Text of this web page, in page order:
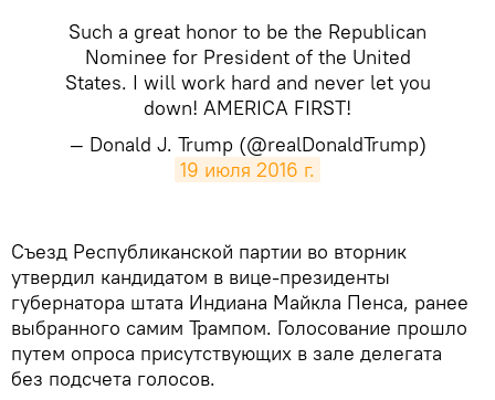
Such a great honor to be the Republican
Nominee for President of the United
States. I will work hard and never let you
down! AMERICA FIRST!
— Donald J. Trump (@realDonaldTrump)
19 июля 2016 г.
Съезд Республиканской партии во вторник
утвердил кандидатом в вице-президенты
губернатора штата Индиана Майкла Пенса, ранее
выбранного самим Трампом. Голосование прошло
путем опроса присутствующих в зале делегата
без подсчета голосов.